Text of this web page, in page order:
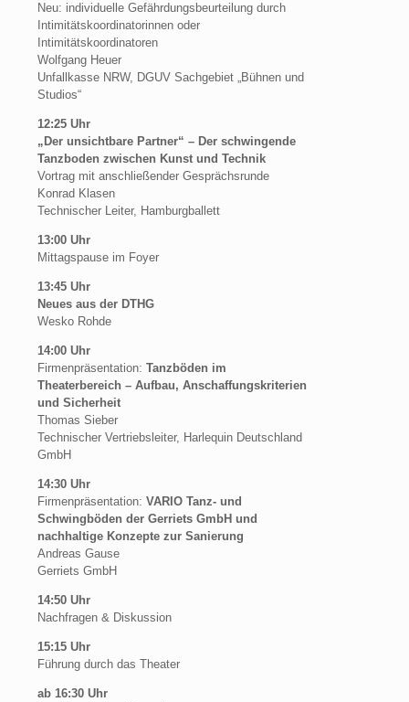
Neu: individuelle Gefährdungsbeurteilung durch
Intimitätskoordinatorinnen oder
Intimitätskoordinatoren
Wolfgang Heuer
Unfallkasse NRW, DGUV Sachgebiet „Bühnen und
Studios“
12:25 Uhr
„Der unsichtbare Partner“ – Der schwingende
Tanzboden zwischen Kunst und Technik
Vortrag mit anschließender Gesprächsrunde
Konrad Klasen
Technischer Leiter, Hamburgballett
13:00 Uhr
Mittagspause im Foyer
13:45 Uhr
Neues aus der DTHG
Wesko Rohde
14:00 Uhr
Firmenpräsentation: Tanzböden im
Theaterbereich – Aufbau, Anschaffungskriterien
und Sicherheit
Thomas Sieber
Technischer Vertriebsleiter, Harlequin Deutschland
GmbH
14:30 Uhr
Firmenpräsentation: VARIO Tanz- und
Schwingböden der Gerriets GmbH und
nachhaltige Konzepte zur Sanierung
Andreas Gause
Gerriets GmbH
14:50 Uhr
Nachfragen & Diskussion
15:15 Uhr
Führung durch das Theater
ab 16:30 Uhr